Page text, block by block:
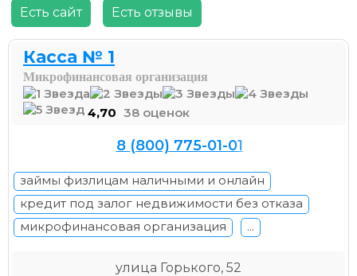
Есть сайт Есть отзывы
Касса № 1
Микрофинансовая организация
4,70 38 оценок
8 (800) 775-01-01
займы физлицам наличными и онлайн
кредит под залог недвижимости без отказа
микрофинансовая организация
...
улица Горького, 52